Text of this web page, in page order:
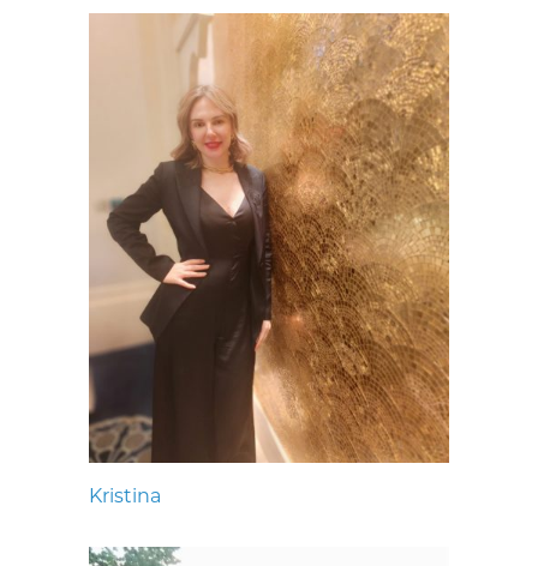
Kristina